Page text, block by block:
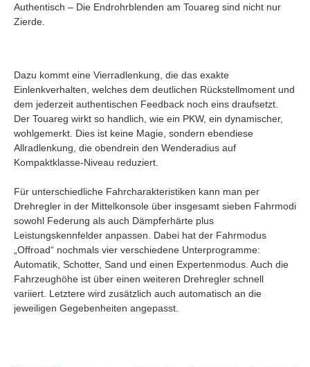
Authentisch – Die Endrohrblenden am Touareg sind nicht nur
Zierde.
Dazu kommt eine Vierradlenkung, die das exakte
Einlenkverhalten, welches dem deutlichen Rückstellmoment und
dem jederzeit authentischen Feedback noch eins draufsetzt.
Der Touareg wirkt so handlich, wie ein PKW, ein dynamischer,
wohlgemerkt. Dies ist keine Magie, sondern ebendiese
Allradlenkung, die obendrein den Wenderadius auf
Kompaktklasse-Niveau reduziert.
Für unterschiedliche Fahrcharakteristiken kann man per
Drehregler in der Mittelkonsole über insgesamt sieben Fahrmodi
sowohl Federung als auch Dämpferhärte plus
Leistungskennfelder anpassen. Dabei hat der Fahrmodus
„Offroad“ nochmals vier verschiedene Unterprogramme:
Automatik, Schotter, Sand und einen Expertenmodus. Auch die
Fahrzeughöhe ist über einen weiteren Drehregler schnell
variiert. Letztere wird zusätzlich auch automatisch an die
jeweiligen Gegebenheiten angepasst.